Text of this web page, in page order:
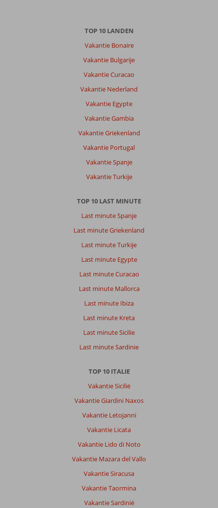
TOP 10 LANDEN
Vakantie Bonaire
Vakantie Bulgarije
Vakantie Curacao
Vakantie Nederland
Vakantie Egypte
Vakantie Gambia
Vakantie Griekenland
Vakantie Portugal
Vakantie Spanje
Vakantie Turkije
TOP 10 LAST MINUTE
Last minute Spanje
Last minute Griekenland
Last minute Turkije
Last minute Egypte
Last minute Curacao
Last minute Mallorca
Last minute Ibiza
Last minute Kreta
Last minute Sicilie
Last minute Sardinie
TOP 10 ITALIE
Vakantie Sicilië
Vakantie Giardini Naxos
Vakantie Letojanni
Vakantie Licata
Vakantie Lido di Noto
Vakantie Mazara del Vallo
Vakantie Siracusa
Vakantie Taormina
Vakantie Sardinië